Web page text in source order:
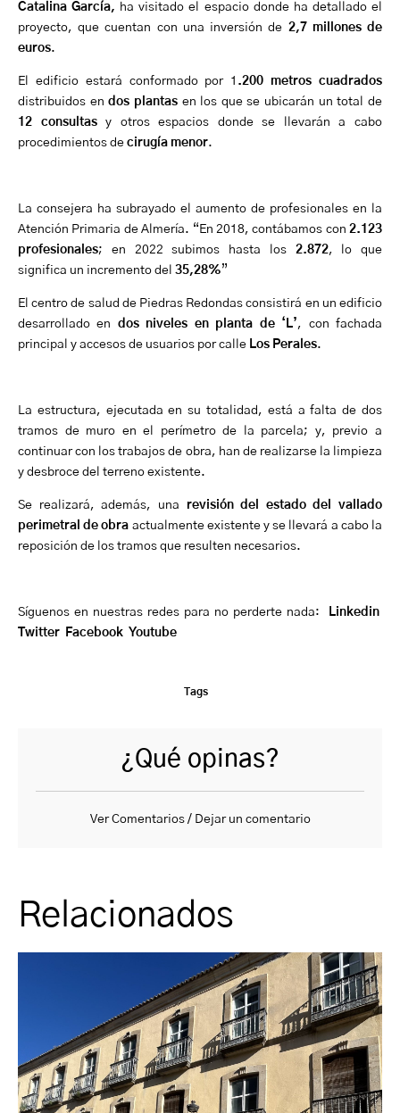
Catalina García, ha visitado el espacio donde ha detallado el
proyecto, que cuentan con una inversión de 2,7 millones de
euros.
El edificio estará conformado por 1 .200 metros cuadrados
distribuidos endos plantasen los que se ubicarán un total de
12 consultasy otros espacios donde se llevarán a cabo
procedimientos de cirugía menor.
La consejera ha subrayado el aumento de profesionales en la
Atención Primaria de Almería. “En 2018, contábamos con 2.123
profesionales; en 2022 subimos hasta los 2.872, lo que
significa un incremento del 35,28%”
El centro de salud de Piedras Redondas consistirá en un edificio
desarrollado en dos niveles en planta de ‘L’, con fachada
principal y accesos de usuarios por calle Los Perales.
La estructura, ejecutada en su totalidad, está a falta de dos
tramos de muro en el perímetro de la parcela; y, previo a
continuar con los trabajos de obra, han de realizarse la limpieza
y desbroce del terreno existente.
Se realizará, además, una
revisión del estado del vallado
perimetral de obra actualmente existente y se llevará a cabo la
reposición de los tramos que resulten necesarios.
Síguenos en nuestras redes para no perderte nada:
Linkedin
Twitter
Facebook Youtube
Tags
¿Qué opinas?
Ver Comentarios / Dejar un comentario
Relacionados